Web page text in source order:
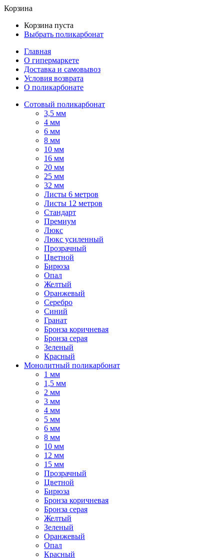
Корзина
Корзина пуста
Выбрать поликарбонат
Главная
О гипермаркете
Доставка и самовывоз
Условия возврата
О поликарбонате
Сотовый поликарбонат
3,5 мм
4 мм
6 мм
8 мм
10 мм
16 мм
20 мм
25 мм
32 мм
Листы 6 метров
Листы 12 метров
Стандарт
Премиум
Люкс
Люкс усиленный
Прозрачный
Цветной
Бирюза
Опал
Желтый
Оранжевый
Серебро
Синий
Гранат
Бронза коричневая
Бронза серая
Зеленый
Красный
Монолитный поликарбонат
1 мм
1,5 мм
2 мм
3 мм
4 мм
5 мм
6 мм
8 мм
10 мм
12 мм
15 мм
Прозрачный
Цветной
Бирюза
Бронза коричневая
Бронза серая
Желтый
Зеленый
Оранжевый
Опал
Красный